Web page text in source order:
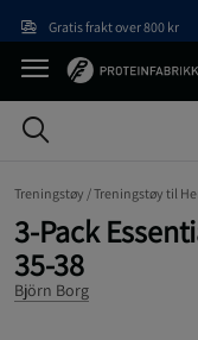
Gratis frakt over 800 kr
Treningstøy /Treningstøy til
3-Pack
35-38
Björn Borg